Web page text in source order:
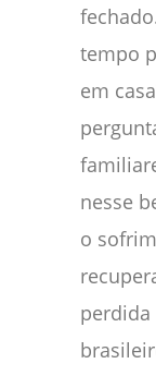
tempo
em
nesse
o